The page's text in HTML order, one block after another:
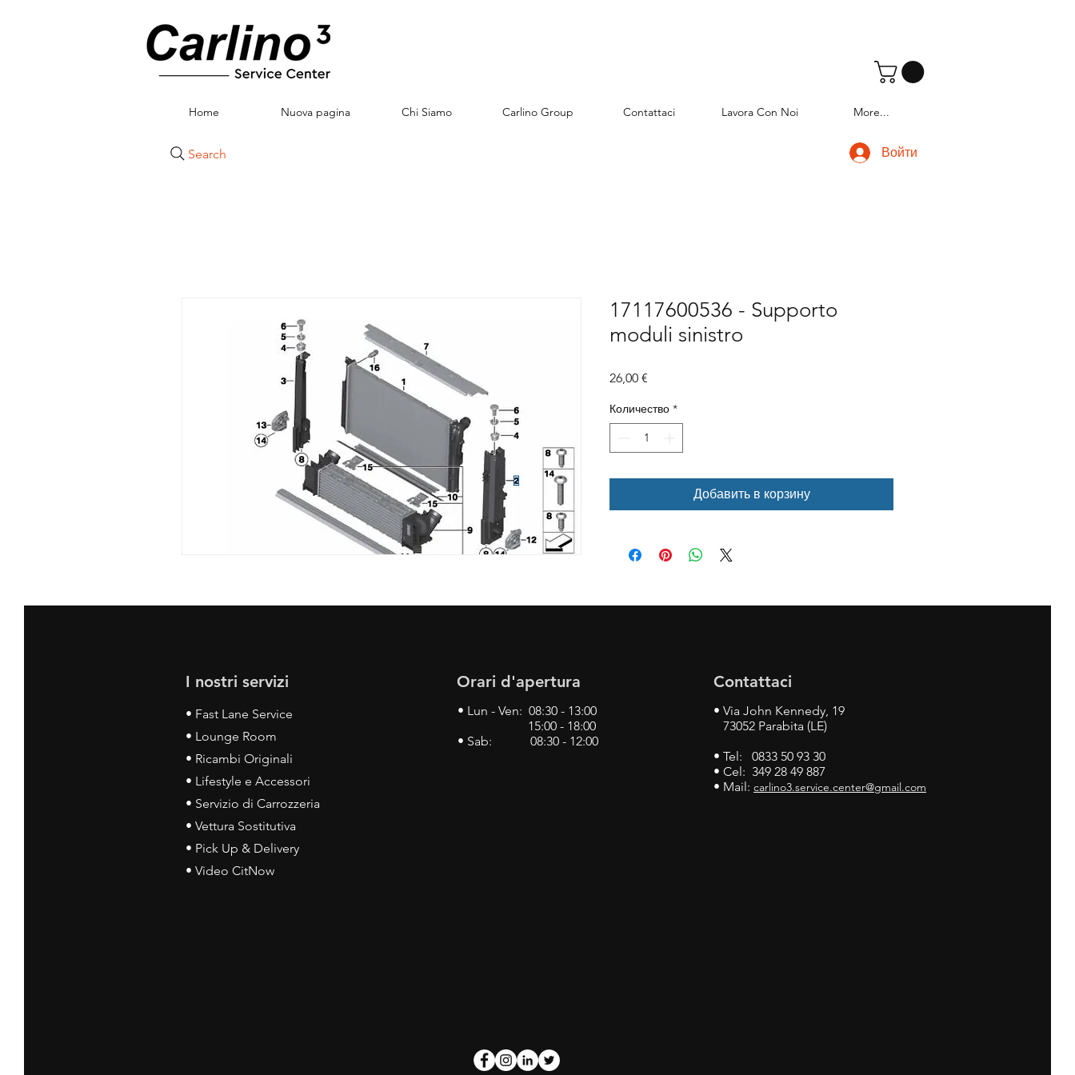
Home Nuova pagina Chi Siamo Carlino Group Contattaci Lavora Con Noi More...
Search Войти
17117600536 - Supporto
moduli sinistro
26,00 €
Количество *
Добавить в корзину
I nostri servizi
• Fast Lane Service
• Lounge Room
• Ricambi Originali
• Lifestyle e Accessori
• Servizio di Carrozzeria
• Vettura Sostitutiva
• Pick Up & Delivery
• Video CitNow
Orari d'apertura
• Lun - Ven: 08:30 - 13:00
15:00 - 18:00
• Sab: 08:30 - 12:00
Contattaci
• Via John Kennedy, 19
73052 Parabita (LE)
• Tel: 0833 50 93 30
• Cel: 349 28 49 887
• Mail: carlino3.service.center@gmail.com